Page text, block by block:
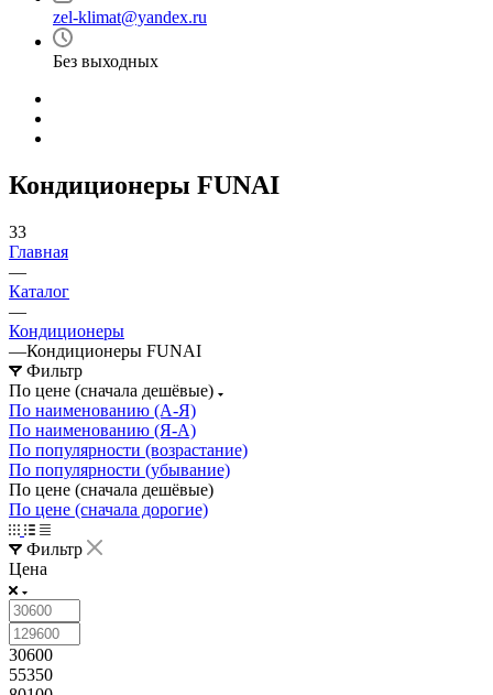
zel-klimat@yandex.ru
Без выходных
Кондиционеры FUNAI
33
Главная
—
Каталог
—
Кондиционеры
—Кондиционеры FUNAI
Фильтр
По цене (сначала дешёвые)
По наименованию (А-Я)
По наименованию (Я-А)
По популярности (возрастание)
По популярности (убывание)
По цене (сначала дешёвые)
По цене (сначала дорогие)
Фильтр
Цена
30600
55350